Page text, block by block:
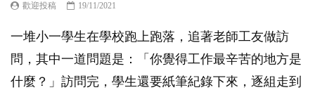
歡迎投稿 19/11/2021
一堆小一學生在學校跑上跑落，追著老師工友做訪
問，其中一道問題是：「你覺得工作最辛苦的地方是
什麼？」訪問完，學生還要紙筆紀錄下來，逐組走到